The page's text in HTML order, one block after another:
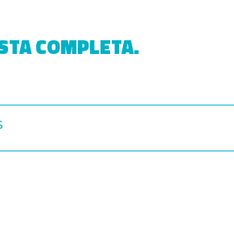
COMPLETA.